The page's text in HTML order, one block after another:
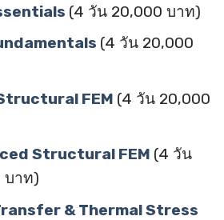
(4 วัน 20,000 บาท)
(4 วัน 20,000
FEM (4 วัน 20,000
Structural FEM (4 วัน
บาท)
& Thermal Stress